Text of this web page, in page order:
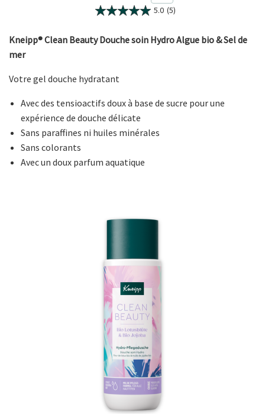
5.0 (5)
Kneipp® Clean Beauty Douche soin Hydro Algue bio & Sel de
mer
Votre gel douche hydratant
Avec des tensioactifs doux à base de sucre pour une
expérience de douche délicate
Sans paraffines ni huiles minérales
Sans colorants
Avec un doux parfum aquatique